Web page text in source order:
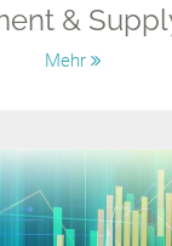
&
Mehr